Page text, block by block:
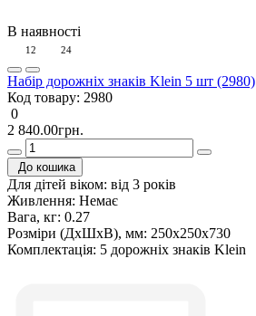
В наявності
12 24
Набір дорожніх знаків Klein 5 шт (2980)
Код товару: 2980
0
2 840.00грн.
До кошика
Для дітей віком: від 3 років
Живлення: Немає
Вага, кг: 0.27
Розміри (ДxШxВ), мм: 250х250х730
Комплектація: 5 дорожніх знаків Klein